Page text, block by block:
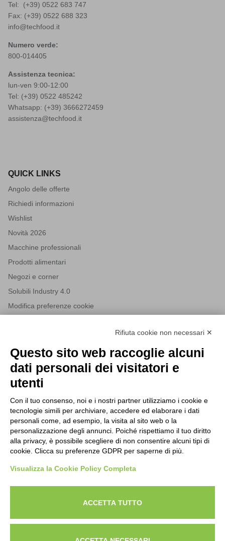
Tel: (+39) 0522 683 747
Fax: (+39) 0522 688 323
info@techfood.it
Numero verde:
800-014405
Assistenza tecnica:
lun-ven 9:00-12:00
Tel: (+39) 0522 485242
Whatsapp: (+39) 3666272459
assistenza@techfood.it
QUICK LINKS
Angolo delle offerte
Richiedi informazioni
Wishlist
Novità 2026
Macchine professionali
Prodotti alimentari
Negozi e corner
Solubili Industry 4.0
Modifica preferenze cookie
Iscriviti alla nostra newsletter per rimanere sempre aggiornato
sulle novità del mondo HORECA e per ricevere offerte esclusive.
Acconsento al trattamento dei dati personali come specificato
nella nostra privacy policy.
Cerca nel sito Lavora con noi Privacy Policy
ISCRIVITI ALLA NEWSLETTER
Tutti i nuovi prodotti in anteprima e offerte esclusive.
Acconsento al trattamento dei dati personali come
Iscriviti
Rifiuta cookie non necessari ✕
Questo sito web raccoglie alcuni
dati personali dei visitatori e
utenti
Con il tuo consenso, noi e i nostri partner utilizziamo i cookie e
tecnologie simili per archiviare, accedere ed elaborare i dati
personali come, ad esempio, la visita al sito web o la
personalizzazione degli annunci. Poiché rispettiamo il tuo diritto
alla privacy, è possibile scegliere di non consentire alcuni tipi di
cookie. Clicca su preferenze GDPR per saperne di più.
Visualizza la Cookie Policy Completa
ACCETTA TUTTO